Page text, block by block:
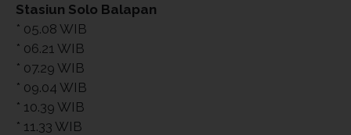
Stasiun Solo Balapan
* 05.08 WIB
* 06.21 WIB
* 07.29 WIB
* 09.04 WIB
* 10.39 WIB
* 11.33 WIB